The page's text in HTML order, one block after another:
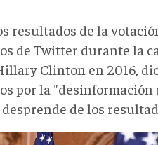
resultados de la
de Twitter durante la
Clinton en 2016,
por la "desinformación
de los